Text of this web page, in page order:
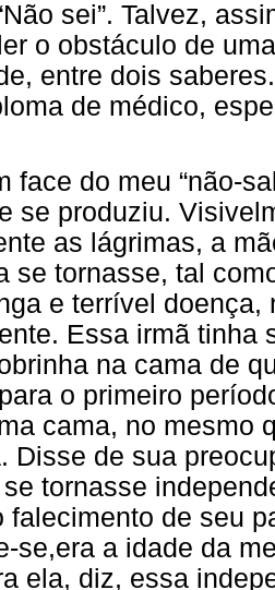
sei”. Talvez,
o obstáculo de
entre dois
de médico,
face do meu “não-
se produziu.
as lágrimas, a
se tornasse, tal
e terrível
Essa irmã tinha
na cama de
o primeiro
cama, no mesmo
Disse de sua
tornasse
falecimento de seu
se,era a idade da
ela, diz, essa